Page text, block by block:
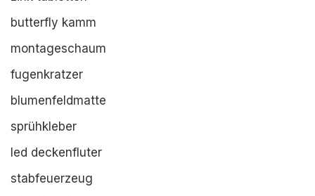
butterfly kamm
montageschaum
fugenkratzer
blumenfeldmatte
sprühkleber
led deckenfluter
stabfeuerzeug